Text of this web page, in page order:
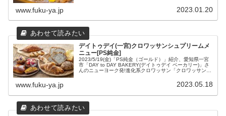
www.fuku-ya.jp 2023.01.20
デイトゥデイ(一宮)クロワッサンシュプリームメ
ニュー[PS純金]
2023/5/19(金)「PS純金（ゴールド）」紹介、愛知県一宮
市「DAY to DAY BAKERY(デイトゥデイ ベーカリー)」さ
んのニューヨーク発!進化系クロワッサン「クロワッサンシ
www.fuku-ya.jp 2023.05.18